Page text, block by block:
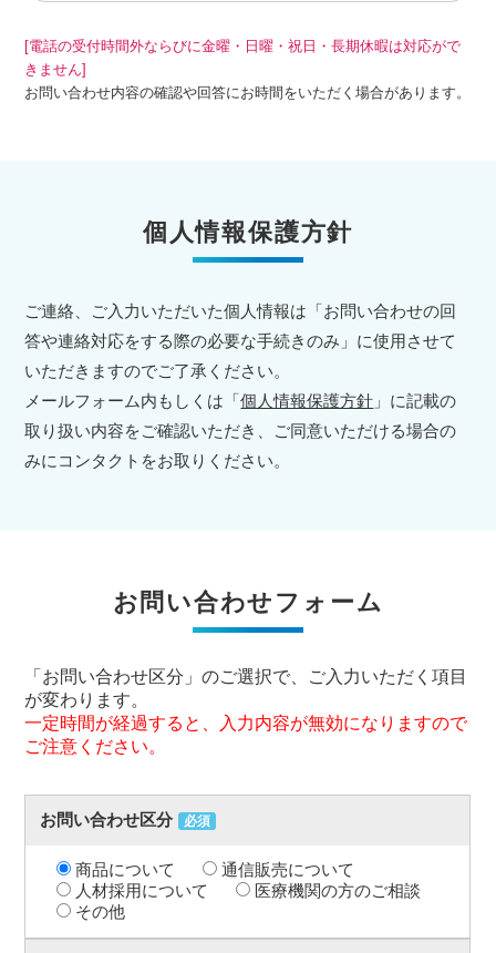
[電話の受付時間外ならびに金曜・日曜・祝日・長期休暇は対応がで
きません]
お問い合わせ内容の確認や回答にお時間をいただく場合があります。
個人情報保護方針
ご連絡、ご入力いただいた個人情報は「お問い合わせの回
答や連絡対応をする際の必要な手続きのみ」に使用させて
いただきますのでご了承ください。
メールフォーム内もしくは「個人情報保護方針 」に記載の
取り扱い内容をご確認いただき、ご同意いただける場合の
みにコンタクトをお取りください。
お問い合わせフォーム
「お問い合わせ区分」のご選択で、ご入力いただく項目
が変わります。
一定時間が経過すると、入力内容が無効になりますので
ご注意ください。
お問い合わせ区分 必須
商品について
通信販売について
人材採用について
医療機関の方のご相談
その他